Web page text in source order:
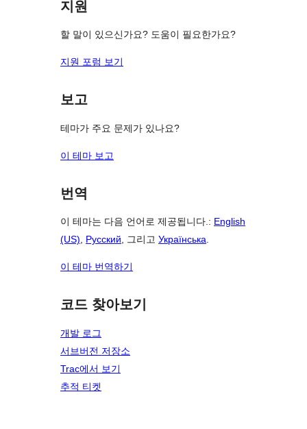
지원
할 말이 있으신가요? 도움이 필요한가요?
지원 포럼 보기
보고
테마가 주요 문제가 있나요?
이 테마 보고
번역
이 테마는 다음 언어로 제공됩니다.: English
(US), Русский, 그리고 Українська.
이 테마 번역하기
코드 찾아보기
개발 로그
서브버전 저장소
Trac에서 보기
추적 티켓